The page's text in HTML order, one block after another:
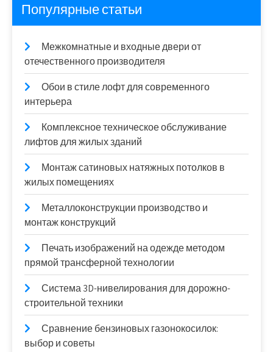
Популярные статьи
Межкомнатные и входные двери от
отечественного производителя
Обои в стиле лофт для современного
интерьера
Комплексное техническое обслуживание
лифтов для жилых зданий
Монтаж сатиновых натяжных потолков в
жилых помещениях
Металлоконструкции производство и
монтаж конструкций
Печать изображений на одежде методом
прямой трансферной технологии
Система 3D-нивелирования для дорожно-
строительной техники
Сравнение бензиновых газонокосилок:
выбор и советы